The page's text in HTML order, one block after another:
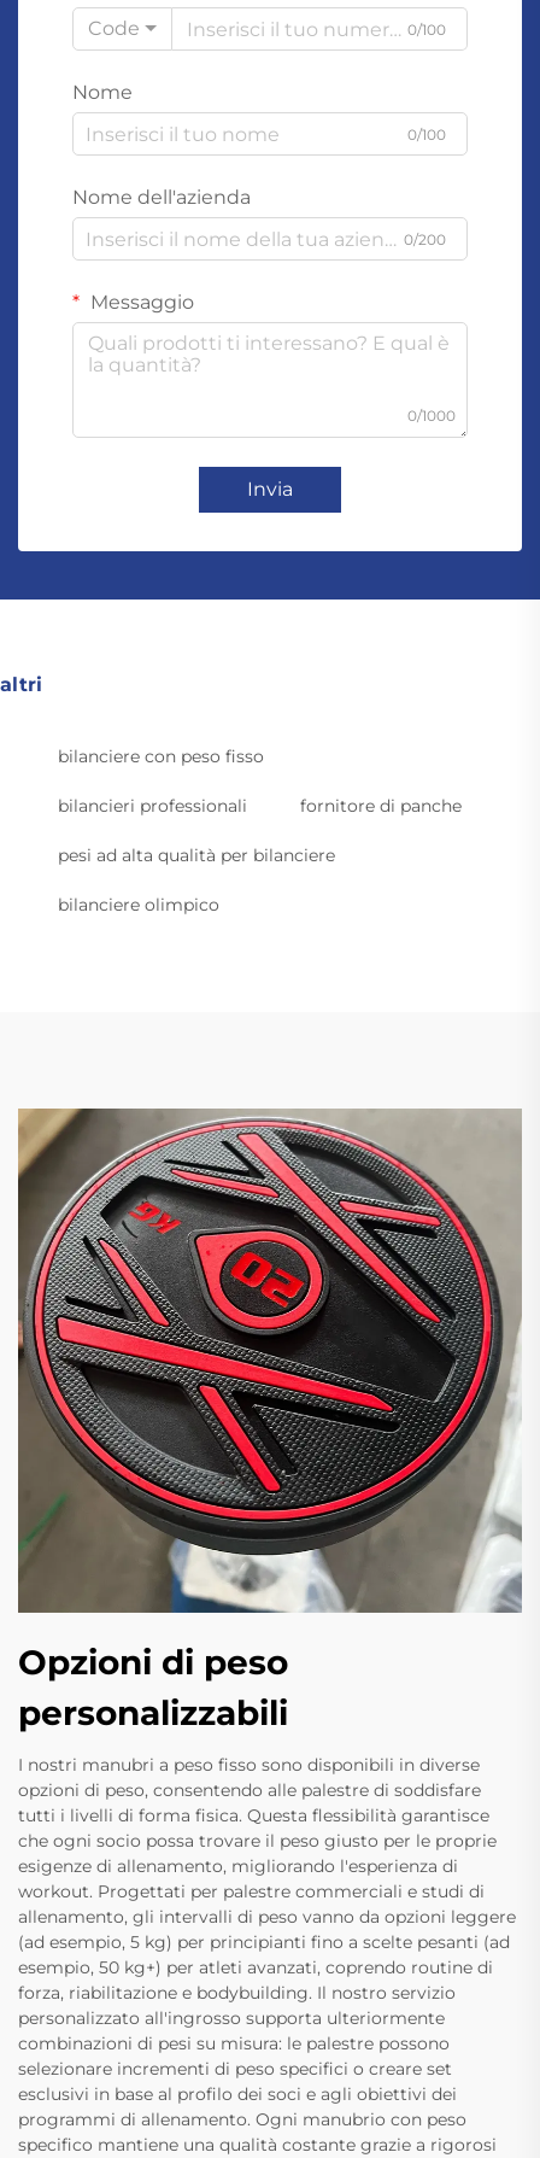
Code 0/100
Nome
0/100
Nome dell'azienda
0/200
Messaggio
0/1000
Invia
altri
bilanciere con peso fisso
bilancieri professionali fornitore di panche
pesi ad alta qualità per bilanciere
bilanciere olimpico
Opzioni di peso
personalizzabili
I nostri manubri a peso fisso sono disponibili in diverse
opzioni di peso, consentendo alle palestre di soddisfare
tutti i livelli di forma fisica. Questa flessibilità garantisce
che ogni socio possa trovare il peso giusto per le proprie
esigenze di allenamento, migliorando l'esperienza di
workout. Progettati per palestre commerciali e studi di
allenamento, gli intervalli di peso vanno da opzioni leggere
(ad esempio, 5 kg) per principianti fino a scelte pesanti (ad
esempio, 50 kg+) per atleti avanzati, coprendo routine di
forza, riabilitazione e bodybuilding. Il nostro servizio
personalizzato all'ingrosso supporta ulteriormente
combinazioni di pesi su misura: le palestre possono
selezionare incrementi di peso specifici o creare set
esclusivi in base al profilo dei soci e agli obiettivi dei
programmi di allenamento. Ogni manubrio con peso
specifico mantiene una qualità costante grazie a rigorosi